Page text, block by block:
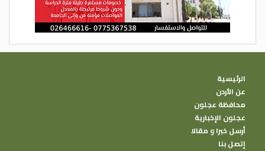
الرئيسية
عن الأردن
محافظة عجلون
عجلون الإخبارية
أرسل خبرا و مقالا
إتصل بنا